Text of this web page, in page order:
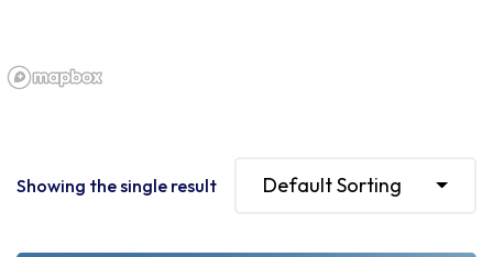
Showing the single result Default Sorting